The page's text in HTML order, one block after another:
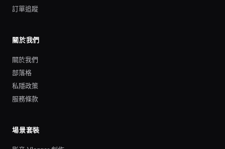
訂單追蹤
關於我們
關於我們
部落格
私隱政策
服務條款
場景套裝